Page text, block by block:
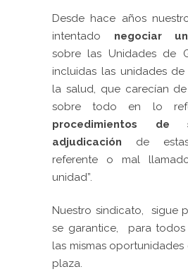
Desde hace años
intentado negociar
sobre las Unidades de
incluidas las unidades
la salud, que carecían
sobre todo en lo
procedimientos de
adjudicación de
referente o mal
unidad”.
Nuestro sindicato, sigue
se garantice, para todos
las mismas
plaza.